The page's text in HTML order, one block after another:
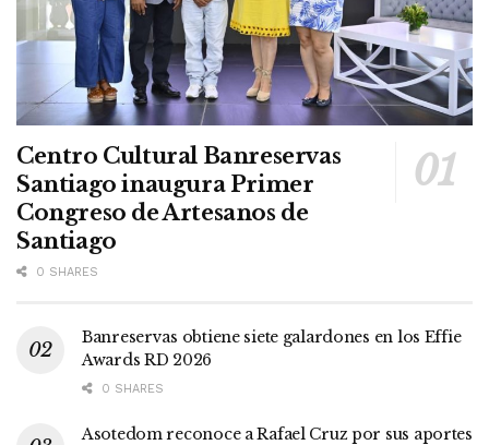
Centro Cultural Banreservas
Santiago inaugura Primer
Congreso de Artesanos de
Santiago
0 SHARES
Banreservas obtiene siete galardones en los Effie
Awards RD 2026
0 SHARES
Asotedom reconoce a Rafael Cruz por sus aportes